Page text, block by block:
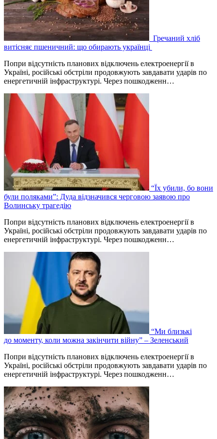
Гречаний хліб
витісняє пшеничний: що обирають українці
Попри відсутність планових відключень електроенергії в
Україні, російські обстріли продовжують завдавати ударів по
енергетичній інфраструктурі. Через пошкодженн…
“Їх убили, бо вони
були поляками”: Дуда відзначився черговою заявою про
Волинську трагедію
Попри відсутність планових відключень електроенергії в
Україні, російські обстріли продовжують завдавати ударів по
енергетичній інфраструктурі. Через пошкодженн…
“Ми близькі
до моменту, коли можна закінчити війну” – Зеленський
Попри відсутність планових відключень електроенергії в
Україні, російські обстріли продовжують завдавати ударів по
енергетичній інфраструктурі. Через пошкодженн…